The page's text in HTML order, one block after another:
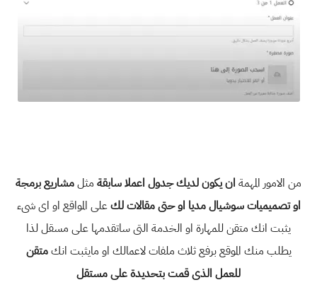
من الامور المهمة ان يكون لديك جدول اعملا سابقة مثلمشاريع برمجة
او تصميميات سوشيال مديا او حتى مقالات لكعلى المواقع او اى شىء
يثبت انك متقن للمهارة او الخدمة التى ساتقدمها على مسقل لذا
يطلب منك الموقع برفع ثلاث ملفات لاعمالك او مايثبت انكمتقن
للعمل الذى قمت بتحديدة علىمستقل